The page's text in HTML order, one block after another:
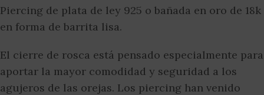
Piercing de plata de ley 925 o bañada en oro de 18k
en forma de barrita lisa.
El cierre de rosca está pensado especialmente para
aportar la mayor comodidad y seguridad a los
agujeros de las orejas. Los piercing han venido